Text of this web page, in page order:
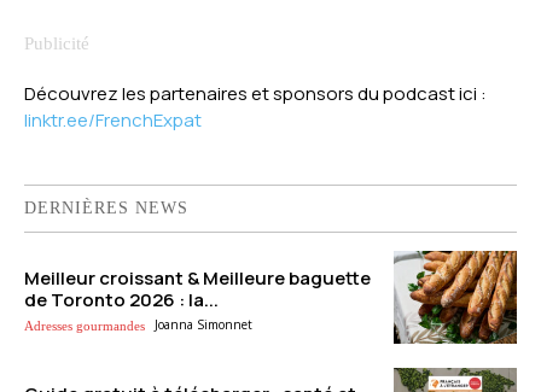
Découvrez les partenaires et sponsors du podcast ici :
linktr.ee/FrenchExpat
DERNIÈRES NEWS
Meilleur croissant & Meilleure baguette
de Toronto 2026 : la...
Adresses gourmandes Joanna Simonnet